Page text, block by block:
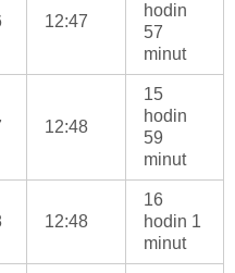
12:47
hodin
57
minut
12:48
15
hodin
59
minut
12:48
16
hodin 1
minut